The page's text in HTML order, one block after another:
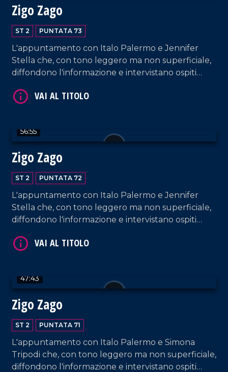
Zigo Zago
ST 2 PUNTATA 73
L'appuntamento con Italo Palermo e Jennifer
Stella che, con tono leggero ma non superficiale,
diffondono l'informazione e intervistano ospiti
Lamezia Terme.
56:55
Zigo Zago
ST 2 PUNTATA 72
L'appuntamento con Italo Palermo e Jennifer
Stella che, con tono leggero ma non superficiale,
diffondono l'informazione e intervistano ospiti
Lamezia Terme.
47:43
Zigo Zago
ST 2 PUNTATA 71
L'appuntamento con Italo Palermo e Simona
Tripodi che, con tono leggero ma non superficiale,
diffondono l'informazione e intervistano ospiti
VAI AL TITOLO
VAI AL TITOLO
VAI AL TITOLO